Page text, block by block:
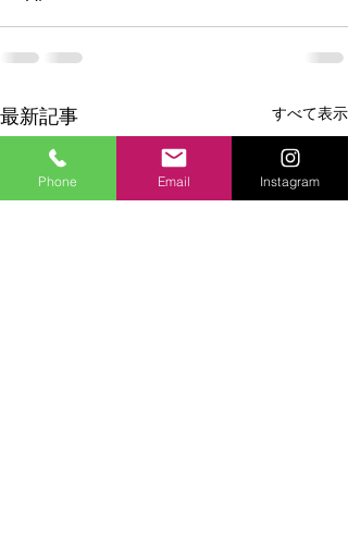
最新記事 すべて表示
Phone Email Instagram